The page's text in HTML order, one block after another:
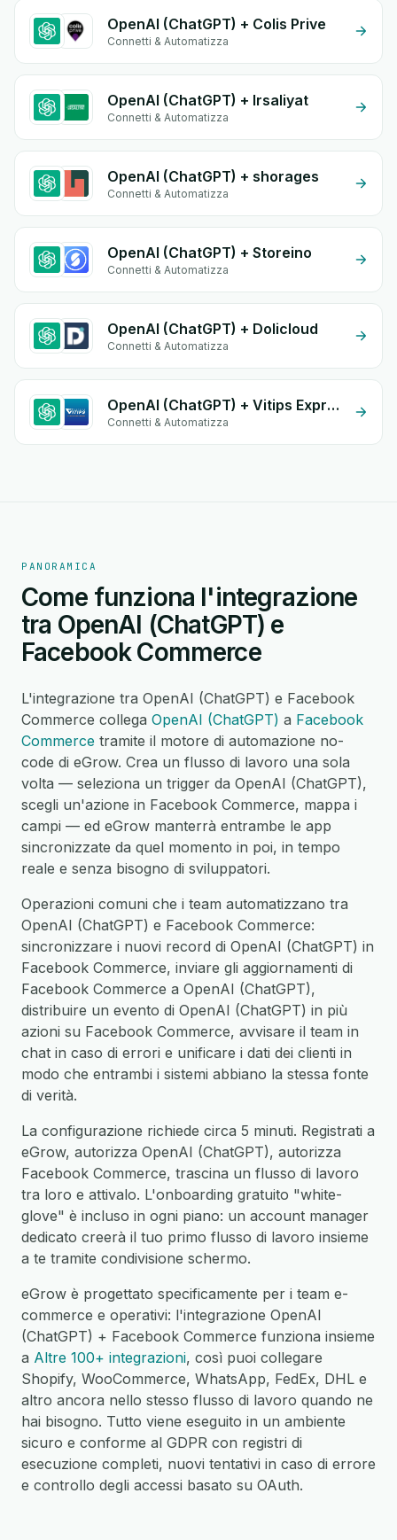
OpenAI (ChatGPT) + Colis Prive
Connetti & Automatizza
OpenAI (ChatGPT) + Irsaliyat
Connetti & Automatizza
OpenAI (ChatGPT) + shorages
Connetti & Automatizza
OpenAI (ChatGPT) + Storeino
Connetti & Automatizza
OpenAI (ChatGPT) + Dolicloud
Connetti & Automatizza
OpenAI (ChatGPT) + Vitips Express
Connetti & Automatizza
PANORAMICA
Come funziona l'integrazione
tra OpenAI (ChatGPT) e
Facebook Commerce
L'integrazione tra OpenAI (ChatGPT) e Facebook
Commerce collega OpenAI (ChatGPT) a Facebook
Commerce tramite il motore di automazione no-
code di eGrow. Crea un flusso di lavoro una sola
volta — seleziona un trigger da OpenAI (ChatGPT),
scegli un'azione in Facebook Commerce, mappa i
campi — ed eGrow manterrà entrambe le app
sincronizzate da quel momento in poi, in tempo
reale e senza bisogno di sviluppatori.
Operazioni comuni che i team automatizzano tra
OpenAI (ChatGPT) e Facebook Commerce:
sincronizzare i nuovi record di OpenAI (ChatGPT) in
Facebook Commerce, inviare gli aggiornamenti di
Facebook Commerce a OpenAI (ChatGPT),
distribuire un evento di OpenAI (ChatGPT) in più
azioni su Facebook Commerce, avvisare il team in
chat in caso di errori e unificare i dati dei clienti in
modo che entrambi i sistemi abbiano la stessa fonte
di verità.
La configurazione richiede circa 5 minuti. Registrati a
eGrow, autorizza OpenAI (ChatGPT), autorizza
Facebook Commerce, trascina un flusso di lavoro
tra loro e attivalo. L'onboarding gratuito "white-
glove" è incluso in ogni piano: un account manager
dedicato creerà il tuo primo flusso di lavoro insieme
a te tramite condivisione schermo.
eGrow è progettato specificamente per i team e-
commerce e operativi: l'integrazione OpenAI
(ChatGPT) + Facebook Commerce funziona insieme
a Altre 100+ integrazioni, così puoi collegare
Shopify, WooCommerce, WhatsApp, FedEx, DHL e
altro ancora nello stesso flusso di lavoro quando ne
hai bisogno. Tutto viene eseguito in un ambiente
sicuro e conforme al GDPR con registri di
esecuzione completi, nuovi tentativi in caso di errore
e controllo degli accessi basato su OAuth.